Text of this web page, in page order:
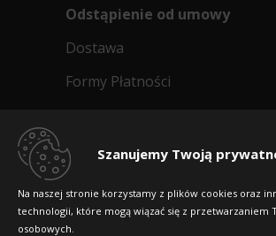
Szanujemy Twoją
Na naszej stronie korzystamy z plików cookies oraz
technologii, które mogą wiązać się z przetwarzaniem
osobowych.
Odstąpienie od umowy
Dostawa
Formy Płatności
Dlaczego warto kupić w
Raty